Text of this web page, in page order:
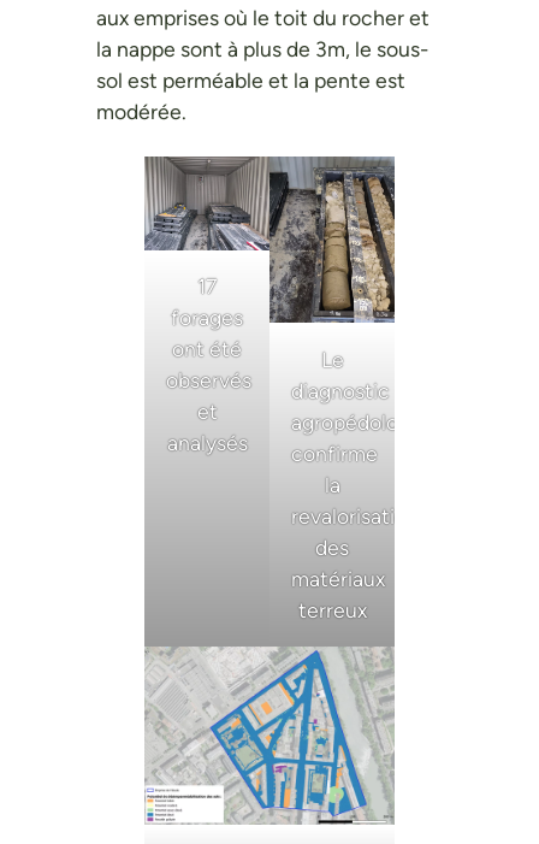
aux emprises où le toit du rocher et
la nappe sont à plus de 3m, le sous-
sol est perméable et la pente est
modérée.
17
forages
ont été
observés
et
analysés
Le
diagnostic
agropédologique
confirme
la
revalorisation
des
matériaux
terreux